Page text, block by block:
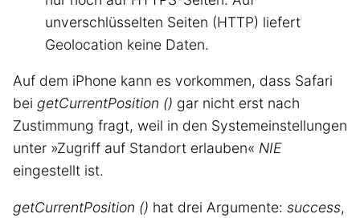
unverschlüsselten Seiten (HTTP) liefert
Geolocation keine Daten.
Auf dem iPhone kann es vorkommen, dass Safari
bei getCurrentPosition () gar nicht erst nach
Zustimmung fragt, weil in den Systemeinstellungen
unter »Zugriff auf Standort erlauben« NIE
eingestellt ist.
getCurrentPosition () hat drei Argumente: success,